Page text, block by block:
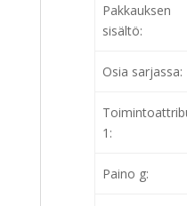
Pakkauksen
sisältö:
Osia sarjassa:
1:
Paino g: